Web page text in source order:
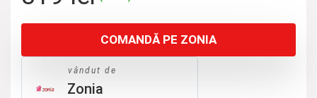
a
fost:
359 lei.
este:
319 lei.
COMANDĂ PE ZONIA
vândut de
Zonia